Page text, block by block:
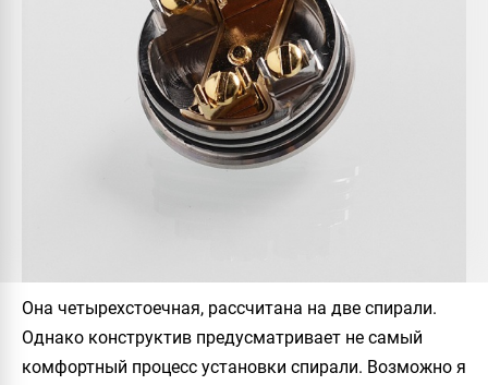
Она четырехстоечная, рассчитана на две спирали.
Однако конструктив предусматривает не самый
комфортный процесс установки спирали. Возможно я